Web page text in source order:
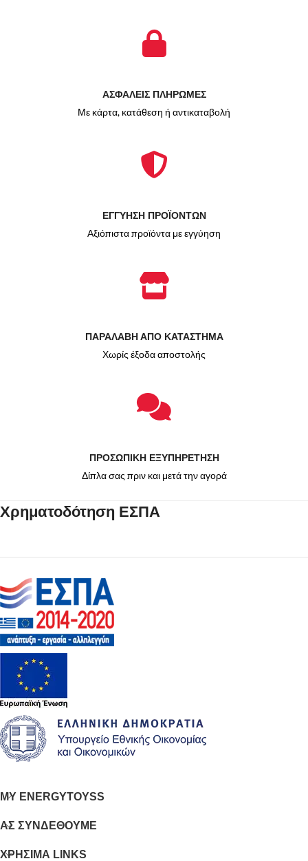
ΑΣΦΑΛΕΙΣ ΠΛΗΡΩΜΕΣ
Με κάρτα, κατάθεση ή αντικαταβολή
ΕΓΓΥΗΣΗ ΠΡΟΪΟΝΤΩΝ
Αξιόπιστα προϊόντα με εγγύηση
ΠΑΡΑΛΑΒΗ ΑΠΟ ΚΑΤΑΣΤΗΜΑ
Χωρίς έξοδα αποστολής
ΠΡΟΣΩΠΙΚΗ ΕΞΥΠΗΡΕΤΗΣΗ
Δίπλα σας πριν και μετά την αγορά
Χρηματοδότηση ΕΣΠΑ
MY ENERGYTOYSS
ΑΣ ΣΥΝΔΕΘΟΥΜΕ
ΧΡΗΣΙΜΑ LINKS